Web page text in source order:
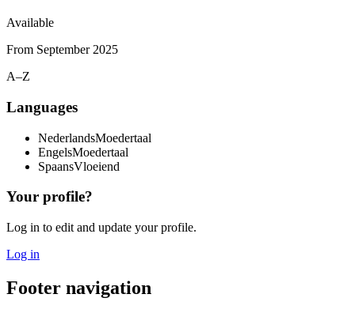
Available
From September 2025
A–Z
Languages
NederlandsMoedertaal
EngelsMoedertaal
SpaansVloeiend
Your profile?
Log in to edit and update your profile.
Log in
Footer navigation